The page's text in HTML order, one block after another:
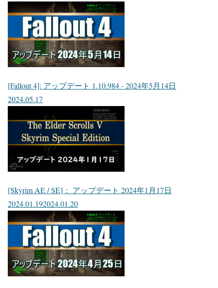
[Fallout 4]: アップデート 1.10.984 - 2024年5月14日
2024.05.17
[Skyrim AE / SE]： アップデート 2024年1月17日
2024.01.192024.01.20